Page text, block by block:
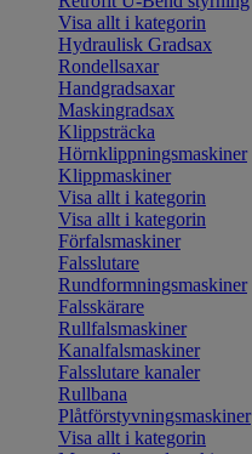
Visa allt i kategorin
Hydraulisk Gradsax
Rondellsaxar
Handgradsaxar
Maskingradsax
Klippsträcka
Hörnklippningsmaskiner
Klippmaskiner
Visa allt i kategorin
Visa allt i kategorin
Förfalsmaskiner
Falsslutare
Rundformningsmaskiner
Falsskärare
Rullfalsmaskiner
Kanalfalsmaskiner
Falsslutare kanaler
Rullbana
Plåtförstyvningsmaskiner
Visa allt i kategorin